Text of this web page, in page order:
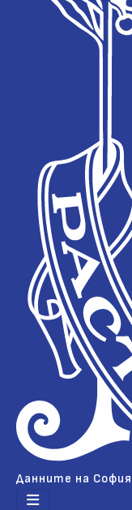
Данните на София